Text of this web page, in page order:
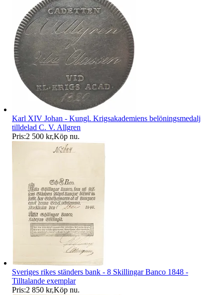
Karl XIV Johan - Kungl. Krigsakademiens belöningsmedalj
tilldelad C. V. Allgren
Pris:2 500 kr,Köp nu.
Sveriges rikes ständers bank - 8 Skillingar Banco 1848 -
Tilltalande exemplar
Pris:2 850 kr,Köp nu.